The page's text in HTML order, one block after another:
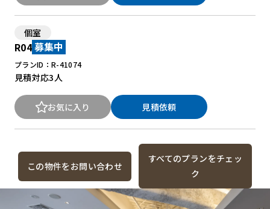
個室
R04 募集中
プランID：R-41074
見積対応3人
お気に入り 見積依頼
この物件をお問い合わせ
すべてのプランをチェッ
ク